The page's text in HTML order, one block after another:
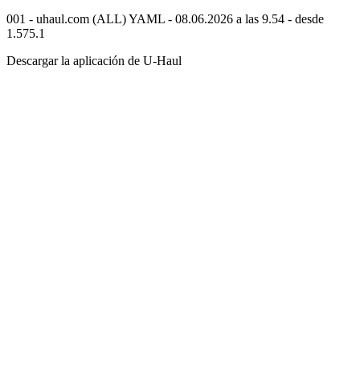
001 - uhaul.com (ALL) YAML - 08.06.2026 a las 9.54 - desde
1.575.1
Descargar la aplicación de U-Haul